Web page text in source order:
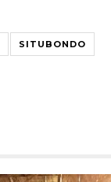
SITUBONDO